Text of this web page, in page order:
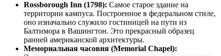
Rossborough Inn (1798): Самое старое здание на
территории кампуса. Построенное в федеральном стиле,
оно изначально служило гостиницей на пути из
Балтимора в Вашингтон. Это прекрасный образец
ранней американской архитектуры.
Мемориальная часовня (Memorial Chapel):